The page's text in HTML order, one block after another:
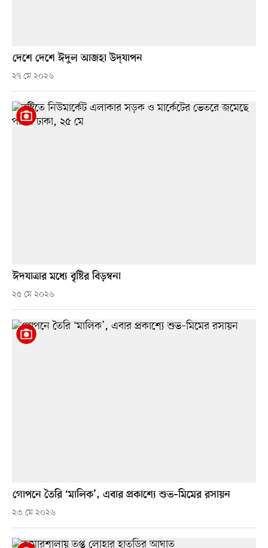
দেশে দেশে ঈদুল আজহা উদ্‌যাপন
২৭ মে ২০২৬
ঈদযাত্রার মধ্যে বৃষ্টির বিড়ম্বনা
২৫ মে ২০২৬
গোপনে তৈরি ‘মালিক’, এবার প্রকাশ্যে শুভ–মিমের রসায়ন
২৩ মে ২০২৬